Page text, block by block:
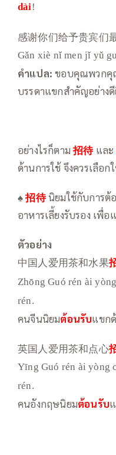
dài !
感谢你们给予贵宾们
Gǎn xiè nǐ men jǐ yǔ
คำแปล:ขอบคุณพวกคุ
บรรดาแขกสำคัญอย่างดี
อย่างไรก็ตาม招待และ
ด้านการใช้ จึงควรเลือ
♠招待นิยมใช้กับการต้
อาหารเลี้ยงรับรอง เพื่อ
ตัวอย่าง
中国人爱用茶和水果
Zhōng Guó rén ài
rén.
คนจีนนิยมต้อนรับแขก
英国人爱用茶和点心
Yīng Guó rén ài yòng
rén.
คนอังกฤษนิยมต้อนรับ